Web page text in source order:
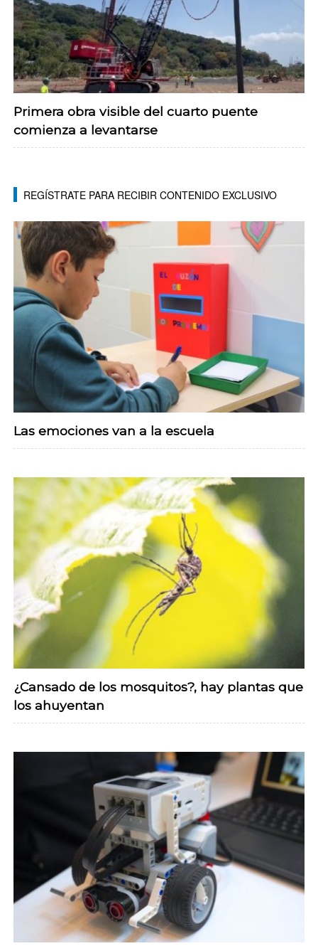
Primera obra visible del cuarto puente
comienza a levantarse
REGÍSTRATE PARA RECIBIR CONTENIDO EXCLUSIVO
Las emociones van a la escuela
¿Cansado de los mosquitos?, hay plantas que
los ahuyentan